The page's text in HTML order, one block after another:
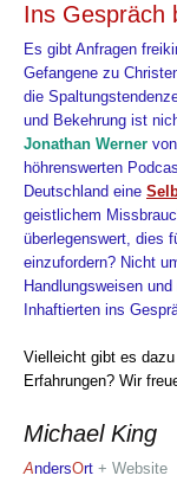
Ins Gespräch
Es gibt Anfragen
Gefangene zu
die
und Bekehrung ist
Jonathan Werner
höhrenswerten
Deutschland eine
geistlichem
überlegenswert, dies
einzufordern? Nicht
Handlungsweisen
Inhaftierten ins
Vielleicht gibt es
Erfahrungen? Wir
Michael King
AndersOrt + Website